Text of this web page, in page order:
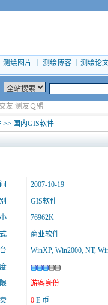
测绘图片 测绘博客｜ 测绘论
友 测友Ｑ盟
>> 国内GIS软件
2007-10-19
GIS软件
76962K
商业软件
WinXP, Win2000, NT,
游客身份
0E 币